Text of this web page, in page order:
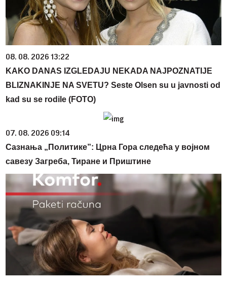
08. 08. 2026 13:22
KAKO DANAS IZGLEDAJU NEKADA NAJPOZNATIJE
BLIZNAKINJE NA SVETU? Seste Olsen su u javnosti od
kad su se rodile (FOTO)
07. 08. 2026 09:14
Сазнања „Политике”: Црна Гора следећа у војном
савезу Загреба, Тиране и Приштине